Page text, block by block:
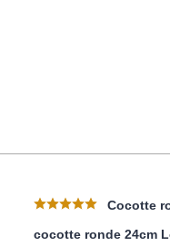
Cocotte
cocotte ronde 24cm